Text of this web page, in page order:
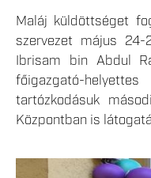
Maláj küldöttséget
szervezet május
Ibrisam bin Abdul
főigazgató-
tartózkodásuk
Központban is